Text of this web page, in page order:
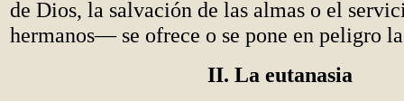
de Dios, la salvación de las almas o el
hermanos— se ofrece o se pone en peligro
II. La eutanasia